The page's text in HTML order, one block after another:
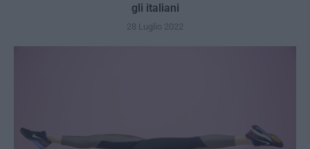
gli italiani
28 Luglio 2022